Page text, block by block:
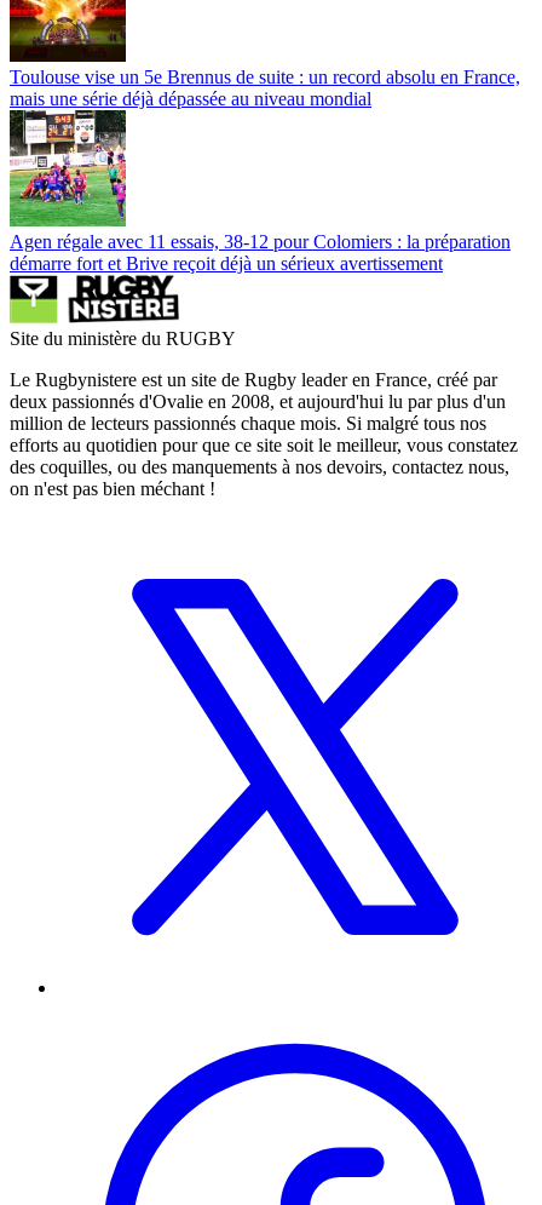
Toulouse vise un 5e Brennus de suite : un record absolu en France,
mais une série déjà dépassée au niveau mondial
Agen régale avec 11 essais, 38-12 pour Colomiers : la préparation
démarre fort et Brive reçoit déjà un sérieux avertissement
Site du ministère du RUGBY
Le Rugbynistere est un site de Rugby leader en France, créé par
deux passionnés d'Ovalie en 2008, et aujourd'hui lu par plus d'un
million de lecteurs passionnés chaque mois. Si malgré tous nos
efforts au quotidien pour que ce site soit le meilleur, vous constatez
des coquilles, ou des manquements à nos devoirs, contactez nous,
on n'est pas bien méchant !